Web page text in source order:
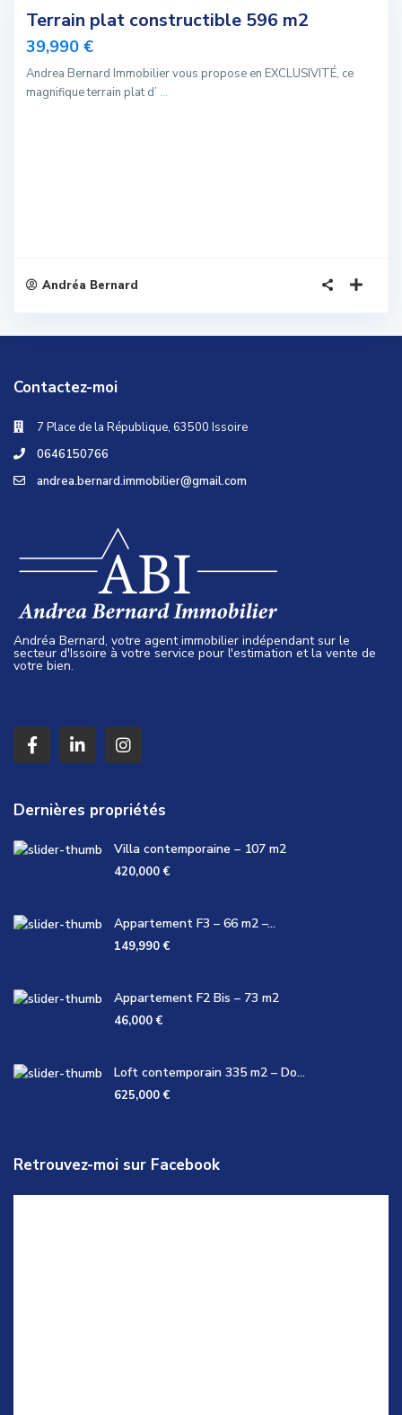
Terrain plat constructible 596 m2
39,990 €
Andrea Bernard Immobilier vous propose en EXCLUSIVITÉ, ce
magnifique terrain plat d’ ...
Andréa Bernard
Contactez-moi
7 Place de la République, 63500 Issoire
0646150766
andrea.bernard.immobilier@gmail.com
Andréa Bernard, votre agent immobilier indépendant sur le
secteur d'Issoire à votre service pour l'estimation et la vente de
votre bien.
Dernières propriétés
Villa contemporaine – 107 m2
420,000 €
Appartement F3 – 66 m2 –...
149,990 €
Appartement F2 Bis – 73 m2
46,000 €
Loft contemporain 335 m2 – Do...
625,000 €
Retrouvez-moi sur Facebook